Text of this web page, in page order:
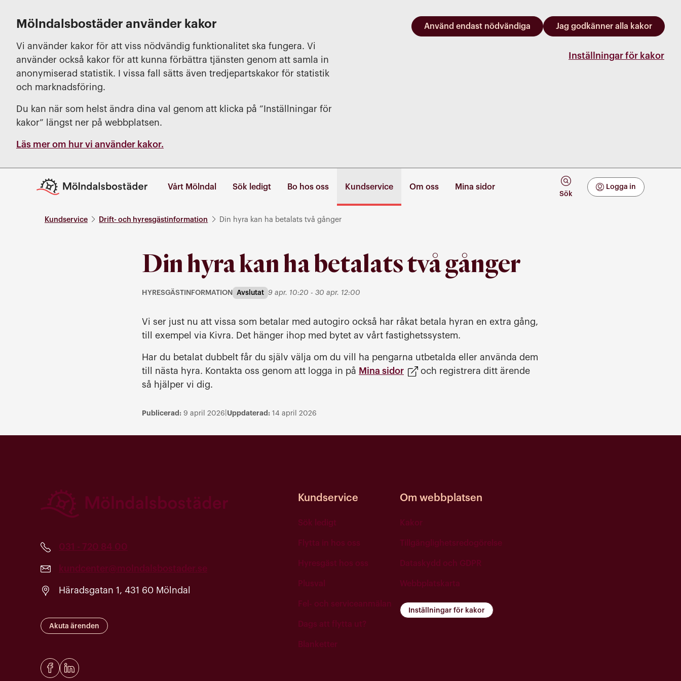
Mölndalsbostäder använder kakor
Vi använder kakor för att viss nödvändig funktionalitet ska fungera. Vi
använder också kakor för att kunna förbättra tjänsten genom att samla in
anonymiserad statistik. I vissa fall sätts även tredjepartskakor för statistik
och marknadsföring.
Du kan när som helst ändra dina val genom att klicka på ”Inställningar för
kakor” längst ner på webbplatsen.
Läs mer om hur vi använder kakor.
Använd endast nödvändiga Jag godkänner alla kakor
Inställningar för kakor
Vårt Mölndal Sök ledigt Bo hos oss Kundservice Om oss Mina sidor
Mina Sidor Sök
Logga in
Kundservice Drift- och hyresgästinformation Din hyra kan ha betalats två gånger
Din hyra kan ha betalats två gånger
HYRESGÄSTINFORMATION
Kategori: Hyresgästinformation
Avslutat 9 apr. 10:20 till
- 30 apr. 12:00
Vi ser just nu att vissa som betalar med autogiro också har råkat betala hyran en extra gång,
till exempel via Kivra. Det hänger ihop med bytet av vårt fastighetssystem.
Har du betalat dubbelt får du själv välja om du vill ha pengarna utbetalda eller använda dem
till nästa hyra. Kontakta oss genom att logga in på Mina sidor
och registrera ditt ärende
så hjälper vi dig.
Publicerad: 9 april 2026 Uppdaterad: 14 april 2026
031 - 720 84 00
kundcenter@molndalsbostader.se
Häradsgatan 1, 431 60 Mölndal
Akuta ärenden
Kundservice
Sök ledigt
Flytta in hos oss
Hyresgäst hos oss
Plusval
Fel- och serviceanmälan
Dags att flytta ut?
Blanketter
Om webbplatsen
Kakor
Tillgänglighetsredogörelse
Dataskydd och GDPR
Webbplatskarta
Inställningar för kakor